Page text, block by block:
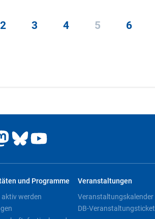
2 3 4 5 6
und Programme
aktiv werden
Veranstaltungen
Veranstaltungskalender
DB-Veranstaltungsticket